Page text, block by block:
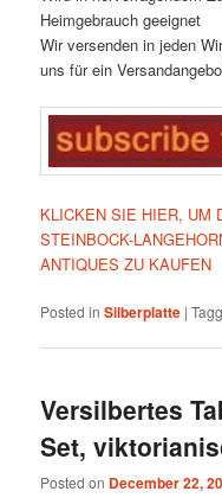
Heimgebrauch geeignet
Wir versenden in jeden
uns für ein
KLICKEN SIE HIER, UM
STEINBOCK-
ANTIQUES ZU KAUFEN
Posted in Silberplatte |
Versilbertes
Set,
Posted on December 22,